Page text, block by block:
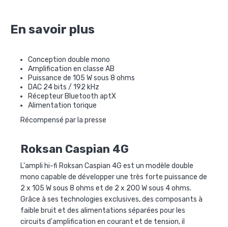
En savoir plus
Conception double mono
Amplification en classe AB
Puissance de 105 W sous 8 ohms
DAC 24 bits / 192 kHz
Récepteur Bluetooth aptX
Alimentation torique
Récompensé par la presse
Roksan Caspian 4G
L'ampli hi-fi Roksan Caspian 4G est un modèle double
mono capable de développer une très forte puissance de
2 x 105 W sous 8 ohms et de 2 x 200 W sous 4 ohms.
Grâce à ses technologies exclusives, des composants à
faible bruit et des alimentations séparées pour les
circuits d'amplification en courant et de tension, il